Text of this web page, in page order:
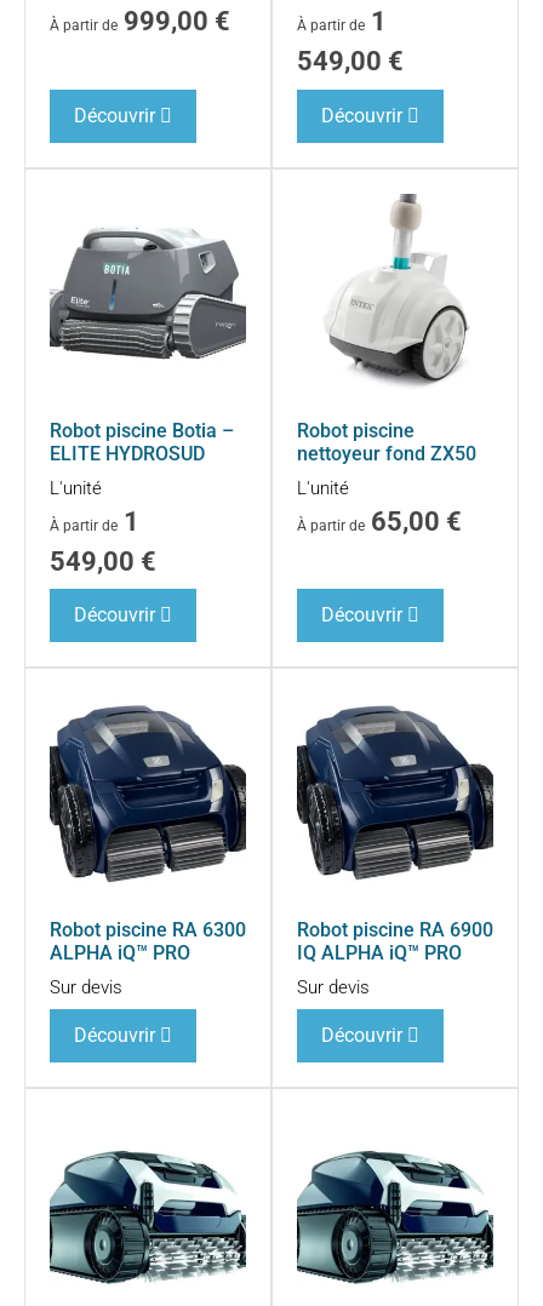
À partir de 999,00 €
Découvrir
À partir de 1
549,00 €
Découvrir
Robot piscine Botia –
ELITE HYDROSUD
L'unité
À partir de 1
549,00 €
Découvrir
Robot piscine
nettoyeur fond ZX50
L'unité
À partir de 65,00 €
Découvrir
Robot piscine RA 6300
ALPHA iQ™ PRO
Sur devis
Découvrir
Robot piscine RA 6900
IQ ALPHA iQ™ PRO
Sur devis
Découvrir